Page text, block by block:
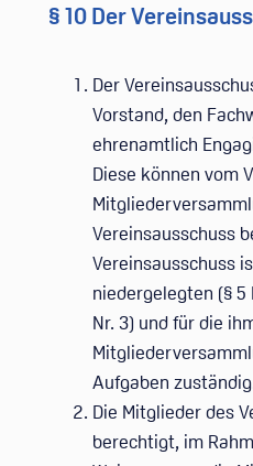
§ 10 Der
Der
Vorstand, den
ehrenamtlich
Diese können vom
Vereinsausschuss
Vereinsausschuss
niedergelegten (§ 5
Nr. 3) und für die
Aufgaben
Die Mitglieder des
berechtigt, im